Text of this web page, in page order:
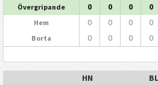
Övergripande 0 0 0 0
Hem 0 0 0 0
Borta 0 0 0 0
HN